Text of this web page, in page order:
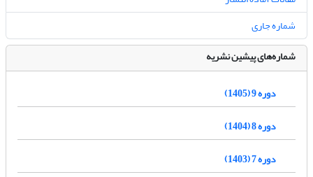
شماره جاری
شماره‌های پیشین نشریه
دوره 9 (1405)
دوره 8 (1404)
دوره 7 (1403)